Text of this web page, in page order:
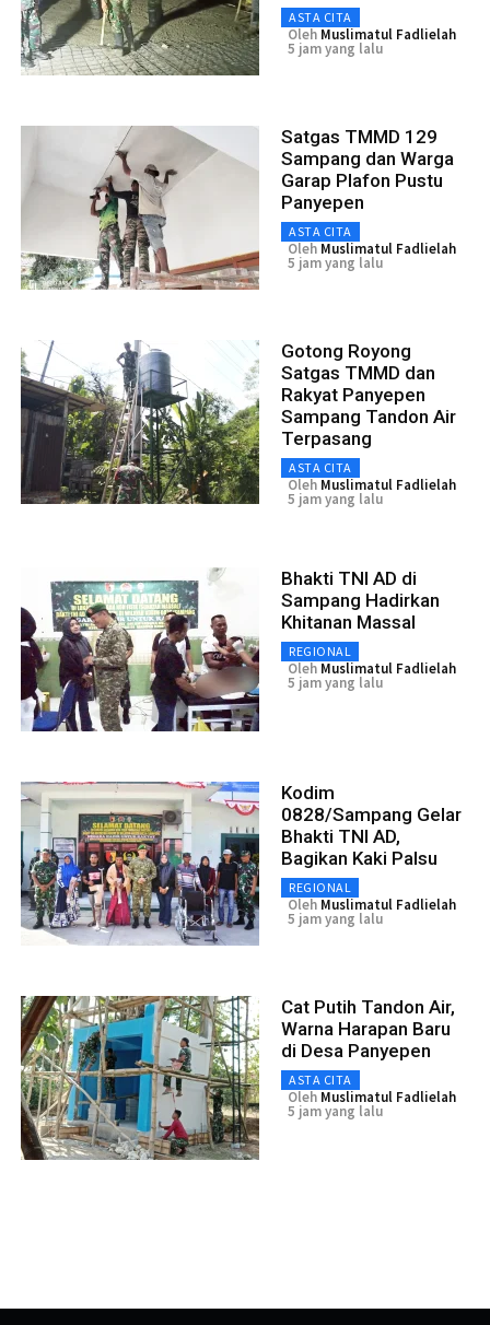
ASTA CITA
Oleh Muslimatul Fadlielah
5 jam yang lalu
Satgas TMMD 129
Sampang dan Warga
Garap Plafon Pustu
Panyepen
ASTA CITA
Oleh Muslimatul Fadlielah
5 jam yang lalu
Gotong Royong
Satgas TMMD dan
Rakyat Panyepen
Sampang Tandon Air
Terpasang
ASTA CITA
Oleh Muslimatul Fadlielah
5 jam yang lalu
Bhakti TNI AD di
Sampang Hadirkan
Khitanan Massal
REGIONAL
Oleh Muslimatul Fadlielah
5 jam yang lalu
Kodim
0828/Sampang Gelar
Bhakti TNI AD,
Bagikan Kaki Palsu
REGIONAL
Oleh Muslimatul Fadlielah
5 jam yang lalu
Cat Putih Tandon Air,
Warna Harapan Baru
di Desa Panyepen
ASTA CITA
Oleh Muslimatul Fadlielah
5 jam yang lalu